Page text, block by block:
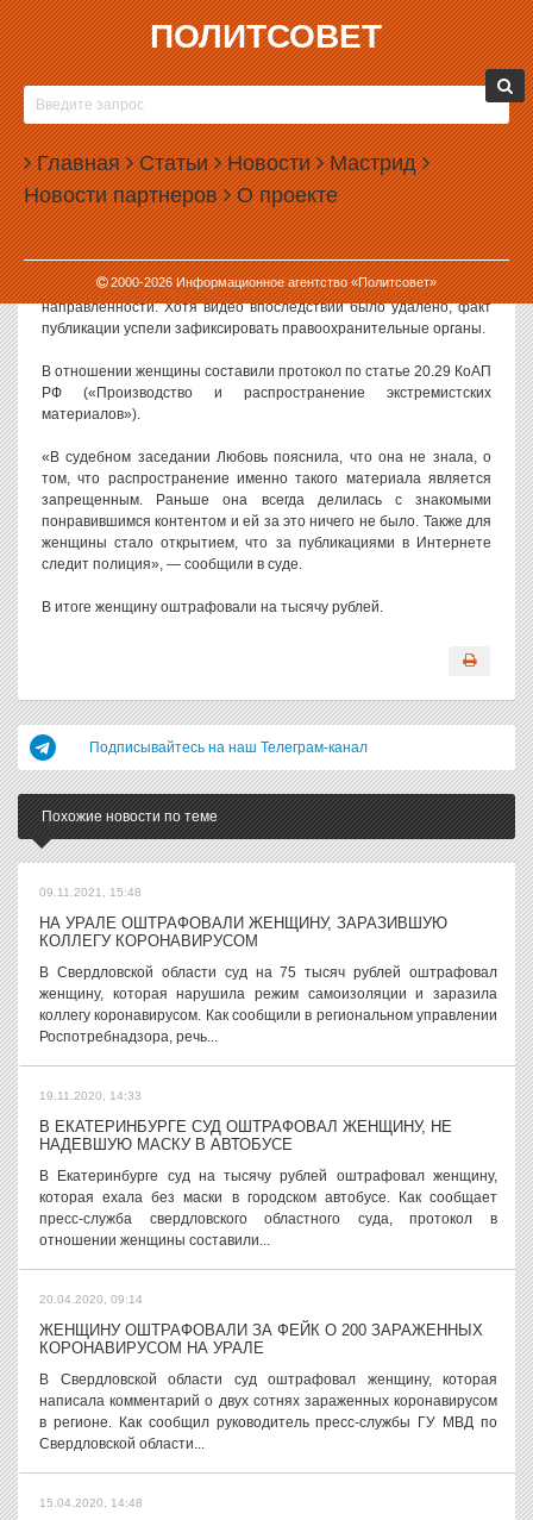
ПОЛИТСОВЕТ
Главная Статьи Новости Мастрид
Новости партнеров О проекте
2000-2026Информационное агентство «Политсовет»
17.06.2025, 16:05
В СВЕРДЛОВСКОЙ ОБЛАСТИ ЖЕНЩИНУ
ОШТРАФОВАЛИ ЗА РЕПОСТ ВИДЕО
В Свердловской области суд оштрафовал жительницу Режевского
района за репост видеозаписи, которая 12 лет назад была
признана экстремистским материалом.
Как сообщили в пресс-службе судов региона, женщина
опубликовала видео в сообществе неоязыческой
направленности. Хотя видео впоследствии было удалено, факт
публикации успели зафиксировать правоохранительные органы.
В отношении женщины составили протокол по статье 20.29 КоАП
РФ («Производство и распространение экстремистских
материалов»).
«В судебном заседании Любовь пояснила, что она не знала, о
том, что распространение именно такого материала является
запрещенным. Раньше она всегда делилась с знакомыми
понравившимся контентом и ей за это ничего не было. Также для
женщины стало открытием, что за публикациями в Интернете
следит полиция», — сообщили в суде.
В итоге женщину оштрафовали на тысячу рублей.
Подписывайтесь на наш Телеграм-канал
Похожие новости по теме
09.11.2021, 15:48
НА УРАЛЕ ОШТРАФОВАЛИ ЖЕНЩИНУ, ЗАРАЗИВШУЮ
КОЛЛЕГУ КОРОНАВИРУСОМ
В Свердловской области суд на 75 тысяч рублей оштрафовал
женщину, которая нарушила режим самоизоляции и заразила
коллегу коронавирусом. Как сообщили в региональном управлении
Роспотребнадзора, речь...
19.11.2020, 14:33
В ЕКАТЕРИНБУРГЕ СУД ОШТРАФОВАЛ ЖЕНЩИНУ, НЕ
НАДЕВШУЮ МАСКУ В АВТОБУСЕ
В Екатеринбурге суд на тысячу рублей оштрафовал женщину,
которая ехала без маски в городском автобусе. Как сообщает
пресс-служба свердловского областного суда, протокол в
отношении женщины составили...
20.04.2020, 09:14
ЖЕНЩИНУ ОШТРАФОВАЛИ ЗА ФЕЙК О 200 ЗАРАЖЕННЫХ
КОРОНАВИРУСОМ НА УРАЛЕ
В Свердловской области суд оштрафовал женщину, которая
написала комментарий о двух сотнях зараженных коронавирусом
в регионе. Как сообщил руководитель пресс-службы ГУ МВД по
Свердловской области...
15.04.2020, 14:48